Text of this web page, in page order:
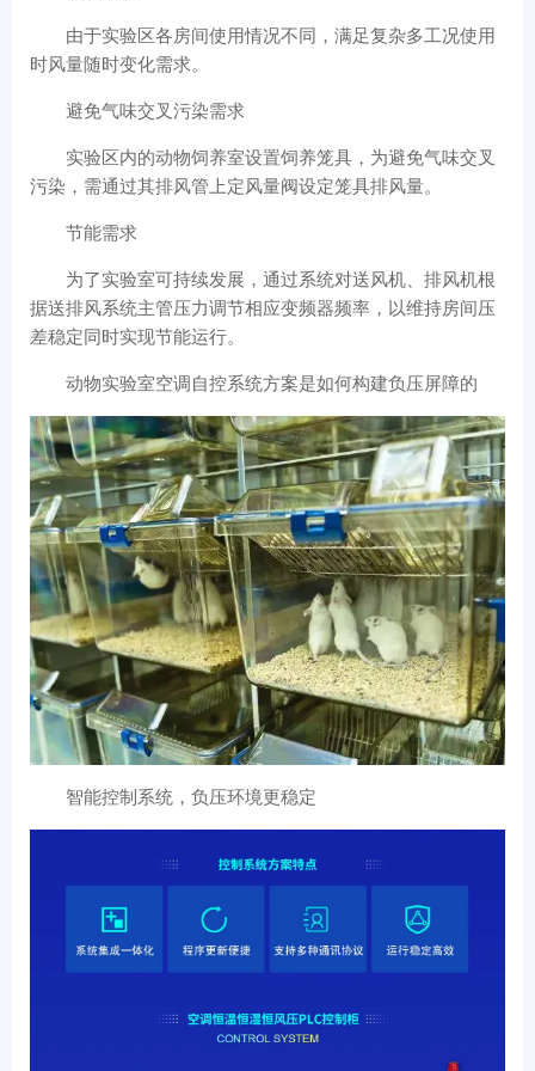
由于实验区各房间使用情况不同，满足复杂多工况使用
时风量随时变化需求。
避免气味交叉污染需求
实验区内的动物饲养室设置饲养笼具，为避免气味交叉
污染，需通过其排风管上定风量阀设定笼具排风量。
节能需求
为了实验室可持续发展，通过系统对送风机、排风机根
据送排风系统主管压力调节相应变频器频率，以维持房间压
差稳定同时实现节能运行。
动物实验室空调自控系统方案是如何构建负压屏障的
智能控制系统，负压环境更稳定